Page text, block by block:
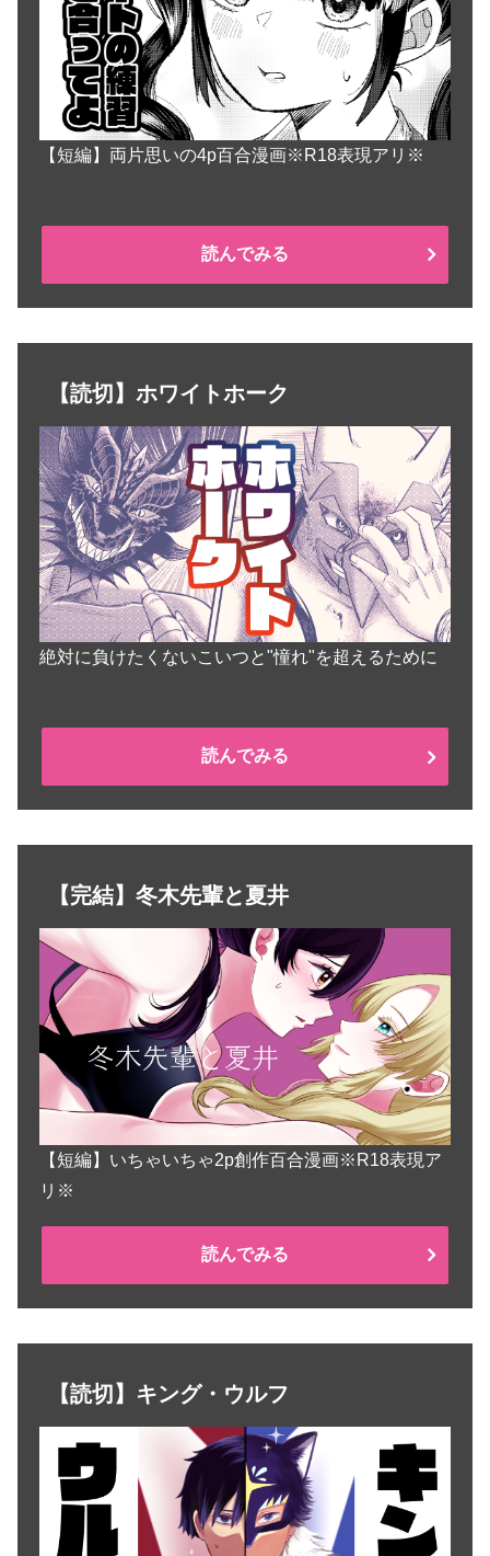
【短編】両片思いの4p百合漫画※R18表現アリ※
読んでみる
【読切】ホワイトホーク
絶対に負けたくないこいつと"憧れ"を超えるために
読んでみる
【完結】冬木先輩と夏井
【短編】いちゃいちゃ2p創作百合漫画※R18表現ア
リ※
読んでみる
【読切】キング・ウルフ